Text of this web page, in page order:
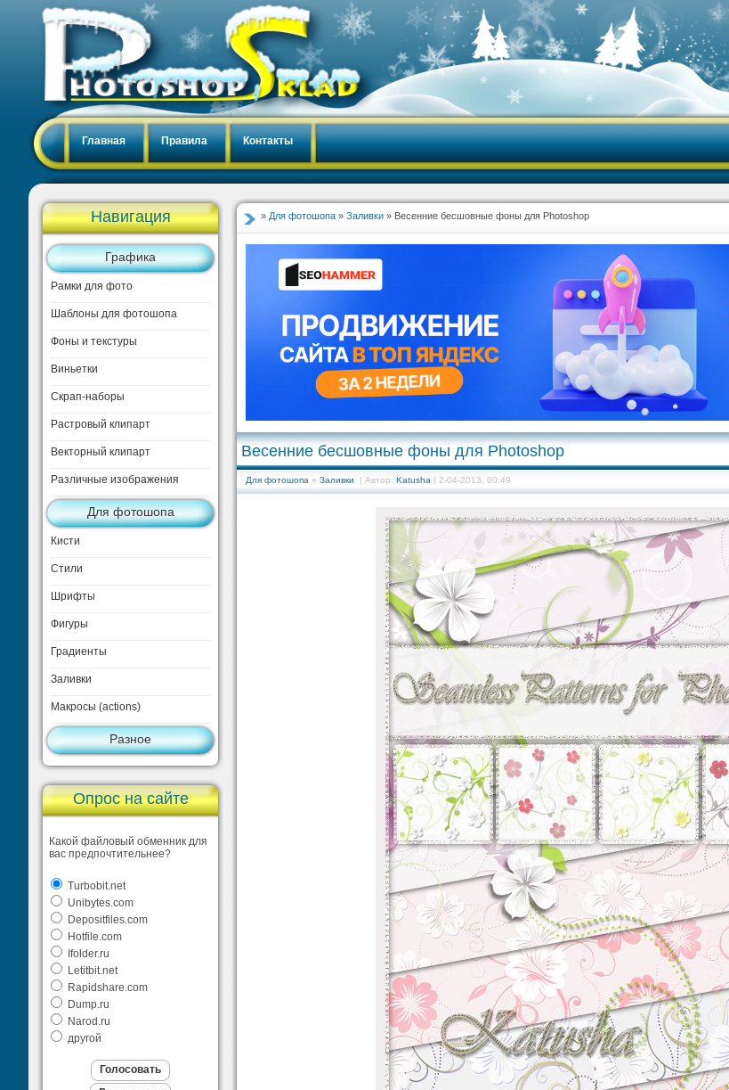
Главная Правила Контакты
Навигация
Графика
Рамки для фото
Шаблоны для фотошопа
Фоны и текстуры
Виньетки
Скрап-наборы
Растровый клипарт
Векторный клипарт
Различные изображения
Для фотошопа
Кисти
Стили
Шрифты
Фигуры
Градиенты
Заливки
Макросы (actions)
Разное
Опрос на сайте
Какой файловый обменник для
вас предпочтительнее?
Turbobit.net
Unibytes.com
Depositfiles.com
Hotfile.com
Ifolder.ru
Letitbit.net
Rapidshare.com
Dump.ru
Narod.ru
другой
» Для фотошопа » Заливки » Весенние бесшовные фоны для Photoshop
Весенние бесшовные фоны для Photoshop
Для фотошопа » Заливки | Автор: Katusha | 2-04-2013, 00:49